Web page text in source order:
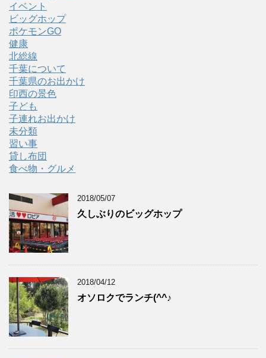
イベント
ビッグホップ
ポケモンGO
健康
北総線
千葉について
千葉県のお出かけ
印西の景色
子ども
子連れお出かけ
未分類
習い事
貸し布団
食べ物・グルメ
2018/05/07
久しぶりのビッグホップ
2018/04/12
オソロクでランチ(^^♪